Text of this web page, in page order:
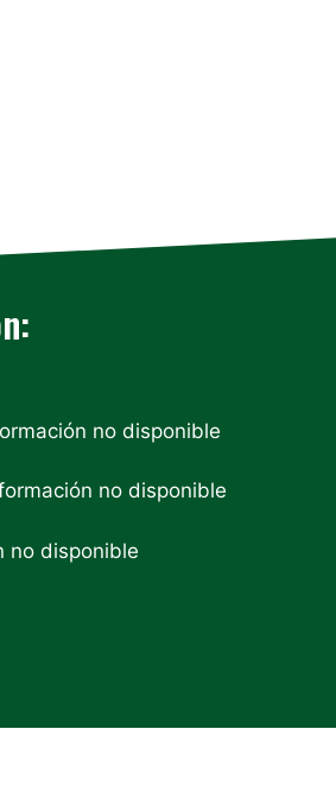
no disponible
no disponible
no disponible